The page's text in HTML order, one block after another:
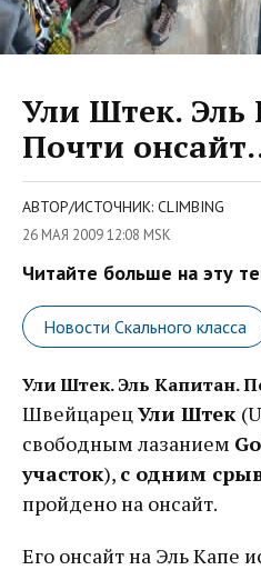
Ули Штек. Эль
Почти
АВТОР/ИСТОЧНИК: CLIMBING
26 МАЯ 2009 12:08 MSK
Читайте больше на эту
Новости Скального класса
Ули Штек. Эль Капитан.
ШвейцарецУли Штек
свободным лазанием
участок), с одним
пройдено на онсайт.
Его онсайт на Эль Капе